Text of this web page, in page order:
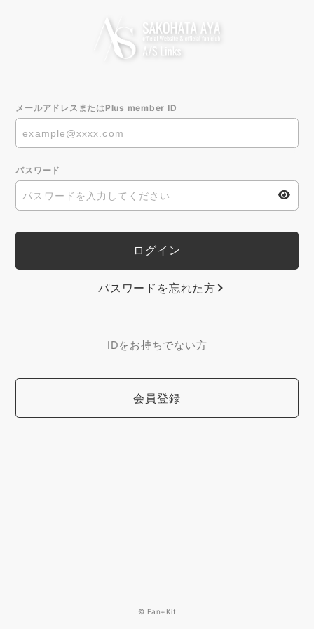
メールアドレスまたはPlus member ID
パスワード
パスワードを忘れた方
IDをお持ちでない方
会員登録
© Fan+Kit